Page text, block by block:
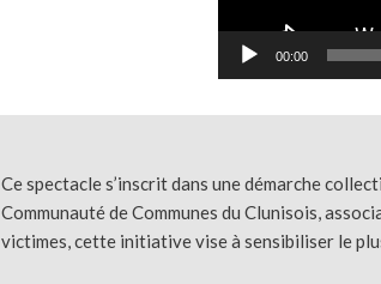
00:00
Ce spectacle s’inscrit dans une démarche
Communauté de Communes du Clunisois,
victimes, cette initiative vise à sensibiliser le